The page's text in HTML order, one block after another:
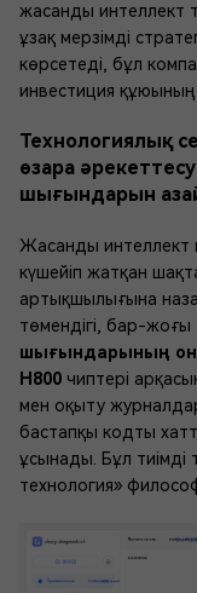
жасанды интеллект
ұзақ мерзімді
көрсетеді, бұл
инвестиция құюының
Технологиялық
өзара
шығындарын
Жасанды интеллект
күшейіп жатқан
артықшылығына
төмендігі, бар-
шығындарының
H800 чиптері
мен оқыту
бастапқы кодты
ұсынады. Бұл тиімді
технология»